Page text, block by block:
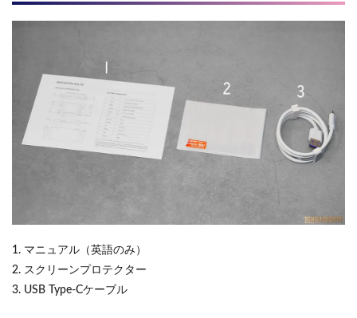
1. マニュアル（英語のみ）
2. スクリーンプロテクター
3. USB Type-Cケーブル